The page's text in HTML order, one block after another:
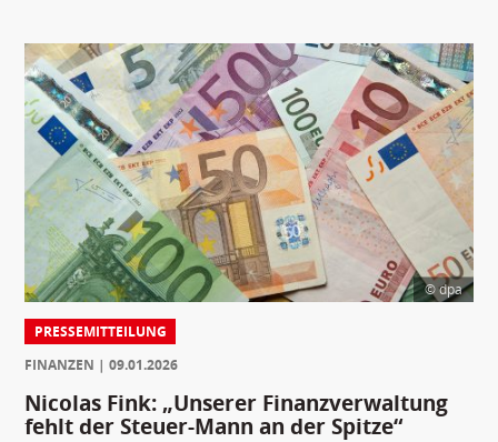
© dpa
PRESSEMITTEILUNG
FINANZEN
09.01.2026
Nicolas Fink: „Unserer Finanzverwaltung
fehlt der Steuer-Mann an der Spitze“